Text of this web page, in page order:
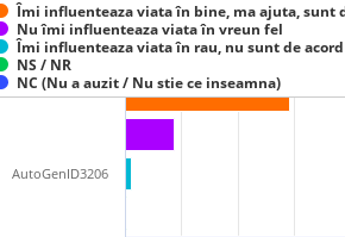
Îmi influenteaza viata în bine, ma ajuta, sunt
Nu îmi influenteaza viata în vreun fel
Îmi influenteaza viata în rau, nu sunt de
NS / NR
NC (Nu a auzit / Nu stie ce inseamna)
AutoGenID3206